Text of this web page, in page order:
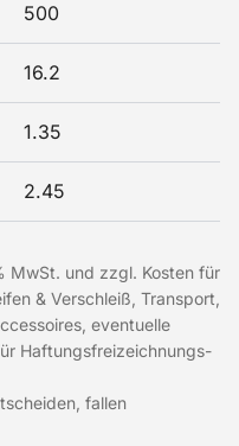
500
16.2
1.35
2.45
MwSt. und zzgl. Kosten für
& Verschleiß, Transport,
eventuelle
Haftungsfreizeichnungs-
fallen